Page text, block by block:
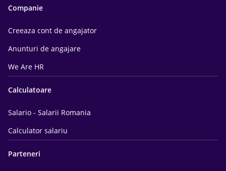
Companie
Creeaza cont de angajator
Anunturi de angajare
We Are HR
Calculatoare
Salario - Salarii Romania
Calculator salariu
Parteneri